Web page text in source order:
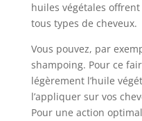
huiles végétales
tous types de cheveux.
Vous pouvez, par
shampoing. Pour ce
légèrement l’huile
l’appliquer sur vos
Pour une action